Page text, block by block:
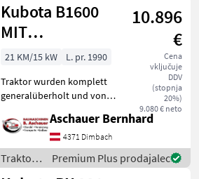
Kubota B1600
MIT
FRONTLADER
10.896
€
Cena
vključuje
DDV
(stopnja
20%)
9.080 € neto
21 KM/15 kW
L. pr. 1990
Traktor wurden komplett
generalüberholt und von
Motor: Kubota Motor 0, 9 L-
3 Zylinder Kraftstoffart:
Diesel Kühlung: Wasser
Leistung (
Aschauer Bernhard
4371 Dimbach
Traktor /
Kubota
Premium Plus prodajalec